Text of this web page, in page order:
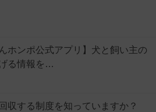
ホンポ公式アプリ】犬と飼い主の
る情報を…
収する制度を知っていますか？